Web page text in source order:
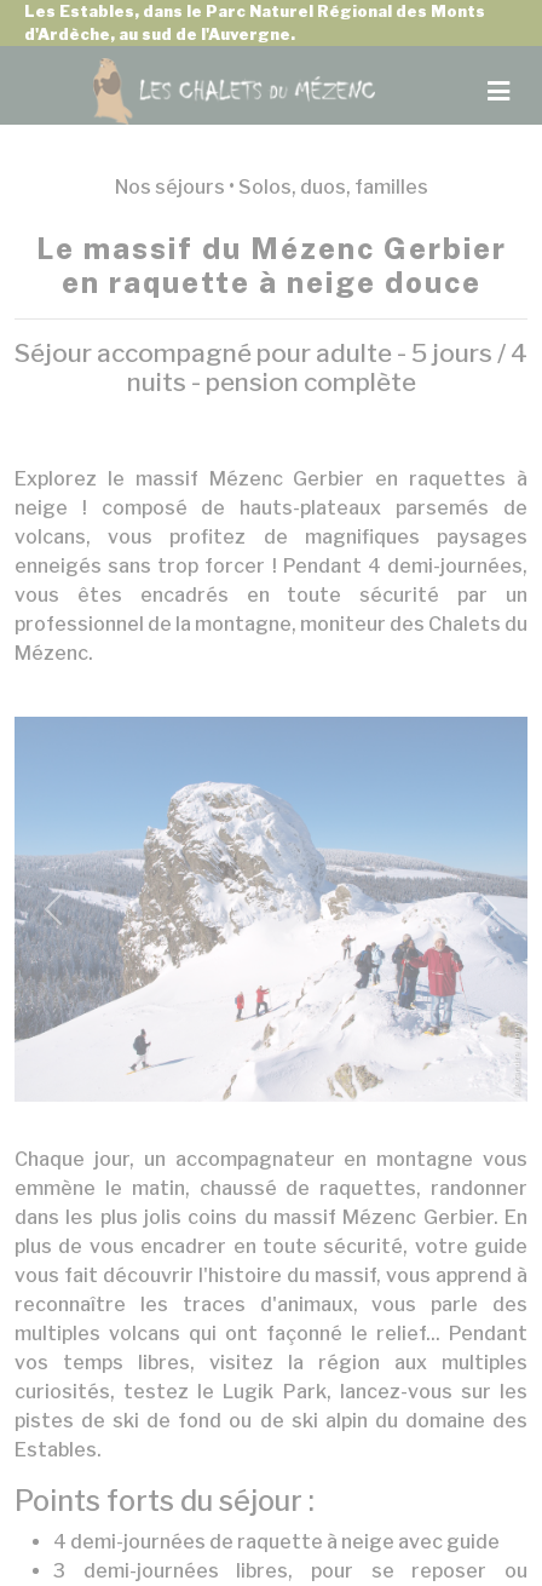
Les Estables, dans le Parc Naturel Régional des Monts
d'Ardèche, au sud de l'Auvergne.
Nos séjours • Solos, duos, familles
Le massif du Mézenc Gerbier
en raquette à neige douce
Séjour accompagné pour adulte - 5 jours / 4
nuits - pension complète
Explorez le massif Mézenc Gerbier en raquettes à
neige ! composé de hauts-plateaux parsemés de
volcans, vous profitez de magnifiques paysages
enneigés sans trop forcer ! Pendant 4 demi-journées,
vous êtes encadrés en toute sécurité par un
professionnel de la montagne, moniteur des Chalets du
Mézenc.
Previous Next
Chaque jour, un accompagnateur en montagne vous
emmène le matin, chaussé de raquettes, randonner
dans les plus jolis coins du massif Mézenc Gerbier. En
plus de vous encadrer en toute sécurité, votre guide
vous fait découvrir l'histoire du massif, vous apprend à
reconnaître les traces d'animaux, vous parle des
multiples volcans qui ont façonné le relief... Pendant
vos temps libres, visitez la région aux multiples
curiosités, testez le Lugik Park, lancez-vous sur les
pistes de ski de fond ou de ski alpin du domaine des
Estables.
Points forts du séjour :
4 demi-journées de raquette à neige avec guide
3 demi-journées libres, pour se reposer ou
Panneau de gestion des cookies